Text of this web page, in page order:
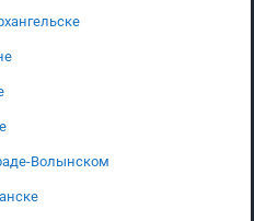
Волынском